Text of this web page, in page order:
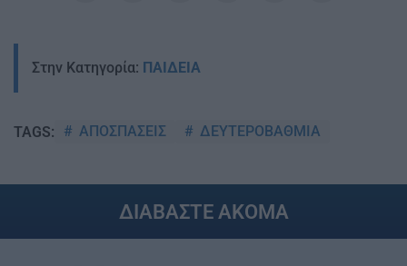
Στην Κατηγορία: ΠΑΙΔΕΙΑ
TAGS: ΑΠΟΣΠΑΣΕΙΣ ΔΕΥΤΕΡΟΒΑΘΜΙΑ
ΔΙΑΒΑΣΤΕ ΑΚΟΜΑ